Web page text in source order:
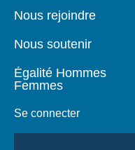
Nous rejoindre
Nous soutenir
Égalité Hommes
Femmes
Se connecter